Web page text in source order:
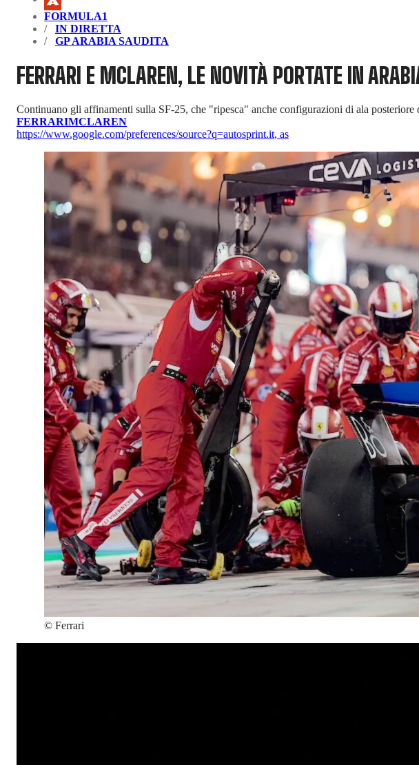
FORMULA1
IN DIRETTA
GP ARABIA SAUDITA
FERRARI E MCLAREN, LE NOVITÀ PORTATE IN
Continuano gli affinamenti sulla SF-25, che "ripesca" anche configurazioni di ala
FERRARIMCLAREN
https://www.google.com/preferences/source?q=autosprint.it, as
© Ferrari